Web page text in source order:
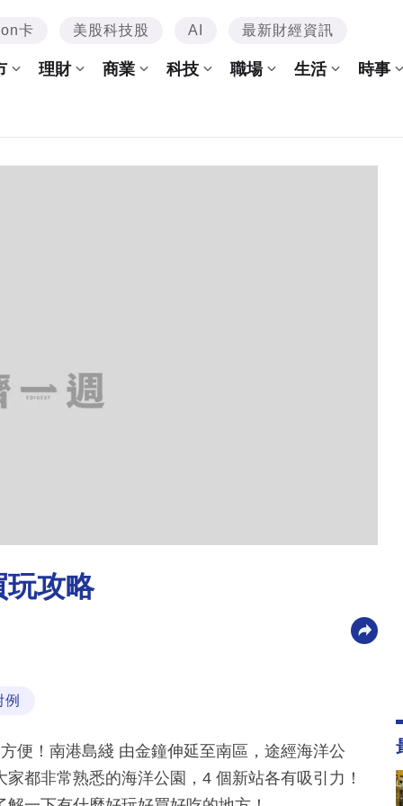
卡 美股科技股 AI 最新財經資訊
理財 商業 科技 職場 生活 時事
玩攻略
例
便！南港島綫 由金鐘伸延至南區，途經海洋公
都非常熟悉的海洋公園，4 個新站各有吸引力！